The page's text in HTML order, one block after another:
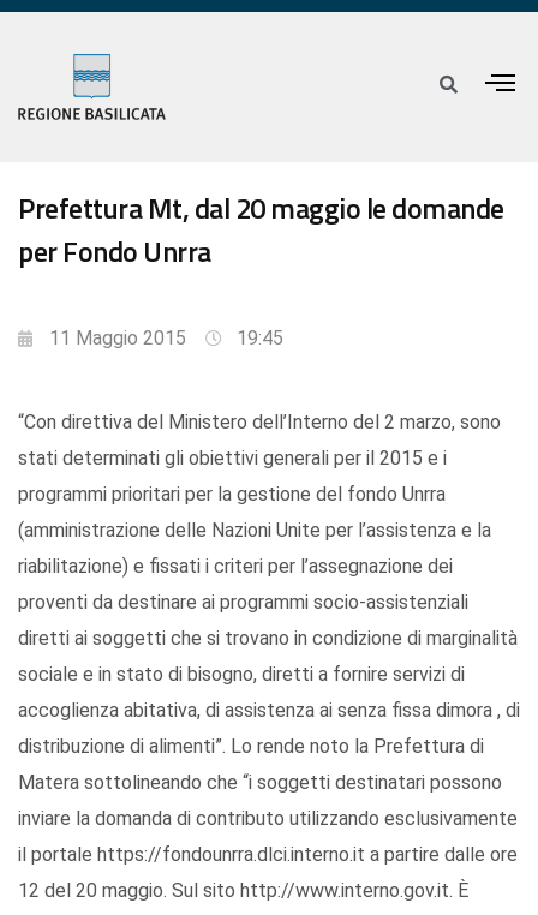
Prefettura Mt, dal 20 maggio le domande
per Fondo Unrra
11 Maggio 2015 19:45
“Con direttiva del Ministero dell’Interno del 2 marzo, sono
stati determinati gli obiettivi generali per il 2015 e i
programmi prioritari per la gestione del fondo Unrra
(amministrazione delle Nazioni Unite per l’assistenza e la
riabilitazione) e fissati i criteri per l’assegnazione dei
proventi da destinare ai programmi socio-assistenziali
diretti ai soggetti che si trovano in condizione di marginalità
sociale e in stato di bisogno, diretti a fornire servizi di
accoglienza abitativa, di assistenza ai senza fissa dimora , di
distribuzione di alimenti”. Lo rende noto la Prefettura di
Matera sottolineando che “i soggetti destinatari possono
inviare la domanda di contributo utilizzando esclusivamente
il portale https://fondounrra.dlci.interno.it a partire dalle ore
12 del 20 maggio. Sul sito http://www.interno.gov.it. È